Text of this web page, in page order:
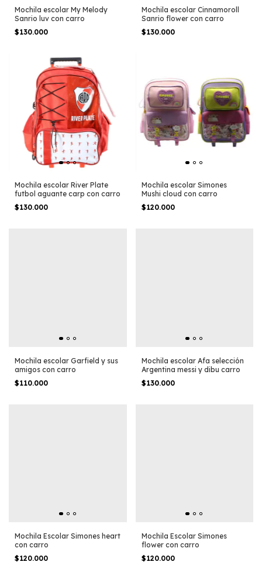
Mochila escolar My Melody
Sanrio luv con carro
$130.000
Mochila escolar Cinnamoroll
Sanrio flower con carro
$130.000
Mochila escolar River Plate
futbol aguante carp con carro
$130.000
Mochila escolar Simones
Mushi cloud con carro
$120.000
Mochila escolar Garfield y sus
amigos con carro
$110.000
Mochila escolar Afa selección
Argentina messi y dibu carro
$130.000
Mochila Escolar Simones heart
con carro
$120.000
Mochila Escolar Simones
flower con carro
$120.000